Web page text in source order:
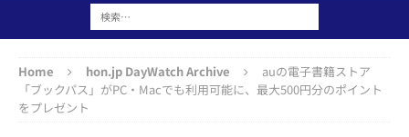
Home hon.jp DayWatch Archive
auの電子書籍ストア
「ブックパス」がPC・Macでも利用可能に、最大500円分のポイント
をプレゼント